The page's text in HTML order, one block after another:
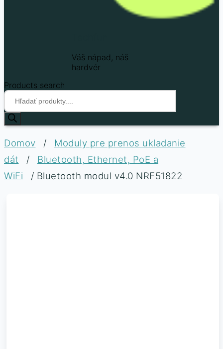
Váš nápad, náš
hardvér
Products search
Domov /
Moduly pre prenos ukladanie
dát
/
Bluetooth, Ethernet, PoE a
WiFi
/ Bluetooth modul v4.0 NRF51822